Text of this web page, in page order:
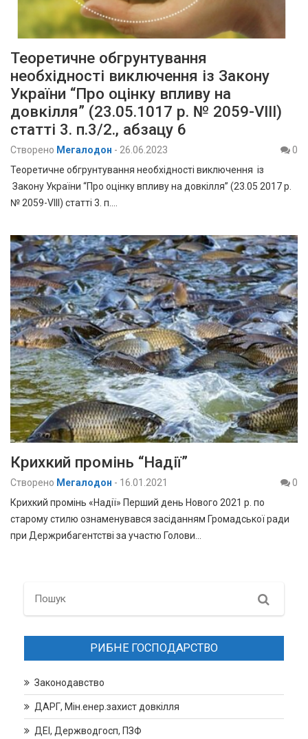
Теоретичне обгрунтування
необхідності виключення із Закону
України “Про оцінку впливу на
довкілля” (23.05.1017 р. № 2059-VIII)
статті 3. п.3/2., абзацу 6
Створено Мегалодон - 26.06.2023
0
Теоретичне обгрунтування необхідності виключення із
Закону України “Про оцінку впливу на довкілля” (23.05 2017 р.
№ 2059-VIII) статті 3. п.…
Крихкий промінь “Надії”
Створено Мегалодон - 16.01.2021
0
Крихкий промінь «Надії» Перший день Нового 2021 р. по
старому стилю ознаменувався засіданням Громадської ради
при Держрибагентстві за участю Голови…
Search
РИБНЕ ГОСПОДАРСТВО
Законодавство
ДАРГ, Мін.енер.захист довкілля
ДЕІ, Держводгосп, ПЗФ